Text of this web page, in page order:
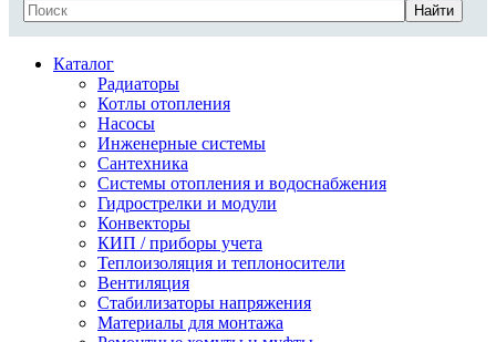
Найти
Каталог
Радиаторы
Котлы отопления
Насосы
Инженерные системы
Сантехника
Системы отопления и водоснабжения
Гидрострелки и модули
Конвекторы
КИП / приборы учета
Теплоизоляция и теплоносители
Вентиляция
Стабилизаторы напряжения
Материалы для монтажа